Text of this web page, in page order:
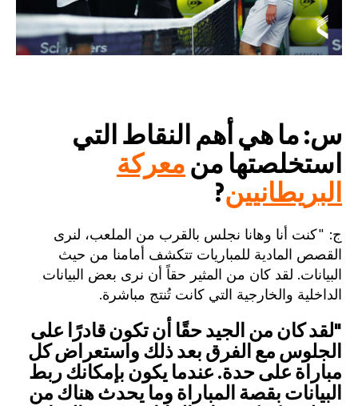
س: ما هي أهم النقاط التي
استخلصتها من معركة
البريطانيين?
ج: "كنت أنا وهانا نجلس بالقرب من الملعب، لنرى
القصص المادية للمباريات تتكشف أمامنا من حيث
البيانات. لقد كان من المثير حقاً أن نرى بعض البيانات
الداخلية والخارجية التي كانت تُنتج مباشرة.
"لقد كان من الجيد حقًا أن تكون قادرًا على
الجلوس مع الفرق بعد ذلك واستعراض كل
مباراة على حدة. عندما يكون بإمكانك ربط
البيانات بقصة المباراة وما يحدث هناك من